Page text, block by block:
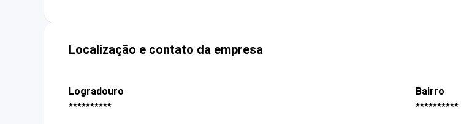
Localização e contato da empresa
Logradouro
**********
Bairro
**********